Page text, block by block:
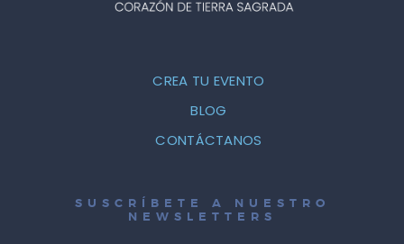
CREA TU EVENTO
BLOG
CONTÁCTANOS
SUSCRÍBETE A NUESTRO
NEWSLETTERS